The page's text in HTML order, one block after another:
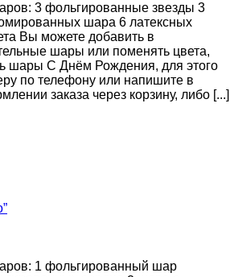
3 фольгированные звезды 3
шара 6 латексных
Вы можете добавить в
шары или поменять цвета,
шары С Днём Рождения, для этого
по телефону или напишите в
заказа через корзину, либо [...]
1 фольгированный шар